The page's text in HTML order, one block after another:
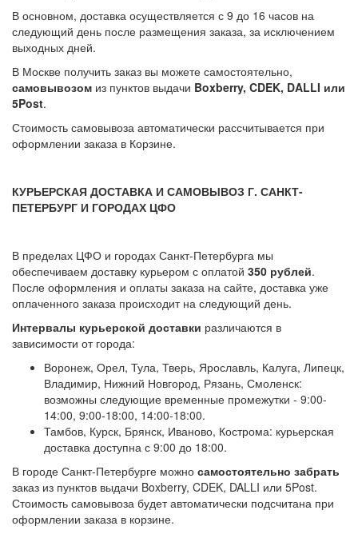
В основном, доставка осуществляется с 9 до 16 часов на
следующий день после размещения заказа, за исключением
выходных дней.
В Москве получить заказ вы можете самостоятельно,
самовывозом из пунктов выдачи Boxberry, CDEK, DALLI или
5Post.
Стоимость самовывоза автоматически рассчитывается при
оформлении заказа в Корзине.
КУРЬЕРСКАЯ ДОСТАВКА И САМОВЫВОЗ Г. САНКТ-
ПЕТЕРБУРГ И ГОРОДАХ ЦФО
В пределах ЦФО и городах Санкт-Петербурга мы
обеспечиваем доставку курьером с оплатой 350 рублей.
После оформления и оплаты заказа на сайте, доставка уже
оплаченного заказа происходит на следующий день.
Интервалы курьерской доставки различаются в
зависимости от города:
Воронеж, Орел, Тула, Тверь, Ярославль, Калуга, Липецк,
Владимир, Нижний Новгород, Рязань, Смоленск:
возможны следующие временные промежутки - 9:00-
14:00, 9:00-18:00, 14:00-18:00.
Тамбов, Курск, Брянск, Иваново, Кострома: курьерская
доставка доступна с 9:00 до 18:00.
В городе Санкт-Петербурге можно самостоятельно забрать
заказ из пунктов выдачи Boxberry, CDEK, DALLI или 5Post.
Стоимость самовывоза будет автоматически подсчитана при
оформлении заказа в корзине.